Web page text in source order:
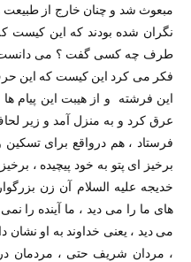
مبعوث شد و چنان خارج از
نگران شده بودند که این
طرف چه کسی گفت ؟ می دانست
فکر می کرد این کیست که این
این فرشته و از هیبت این پیام
عرق کرد و به منزل آمد و زیر
فرستاد ،‌ هم درواقع برای
برخیز ای پتو به خود پیچیده ،‌
خدیجه علیه السلام آن زن
های ما را می دید ،‌ ما آینده را
می دید ، یعنی خداوند به او نشان
،‌ مردان شریف حتی ،‌ مردمان